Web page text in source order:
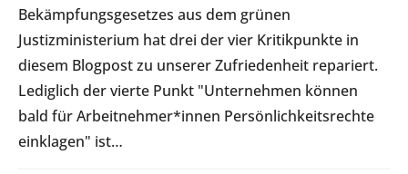
Bekämpfungsgesetzes aus dem grünen
Justizministerium hat drei der vier Kritikpunkte in
diesem Blogpost zu unserer Zufriedenheit repariert.
Lediglich der vierte Punkt "Unternehmen können
bald für Arbeitnehmer*innen Persönlichkeitsrechte
einklagen" ist…